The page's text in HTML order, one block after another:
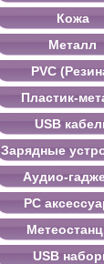
Кожа
Металл
PVC
Пластик-
USB
Зарядные
Аудио-
PC
USB